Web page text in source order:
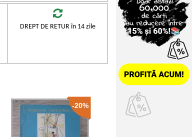
DREPT DE RETUR în 14 zile
-20%